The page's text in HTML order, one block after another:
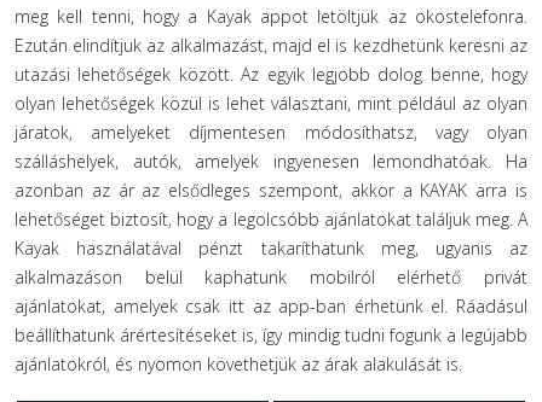
meg kell tenni, hogy a Kayak appot letöltjük az okostelefonra.
Ezután elindítjuk az alkalmazást, majd el is kezdhetünk keresni az
utazási lehetőségek között. Az egyik legjobb dolog benne, hogy
olyan lehetőségek közül is lehet választani, mint például az olyan
járatok, amelyeket díjmentesen módosíthatsz, vagy olyan
szálláshelyek, autók, amelyek ingyenesen lemondhatóak. Ha
azonban az ár az elsődleges szempont, akkor a KAYAK arra is
lehetőséget biztosít, hogy a legolcsóbb ajánlatokat találjuk meg. A
Kayak használatával pénzt takaríthatunk meg, ugyanis az
alkalmazáson belül kaphatunk mobilról elérhető privát
ajánlatokat, amelyek csak itt az app-ban érhetünk el. Ráadásul
beállíthatunk árértesítéseket is, így mindig tudni fogunk a legújabb
ajánlatokról, és nyomon követhetjük az árak alakulását is.